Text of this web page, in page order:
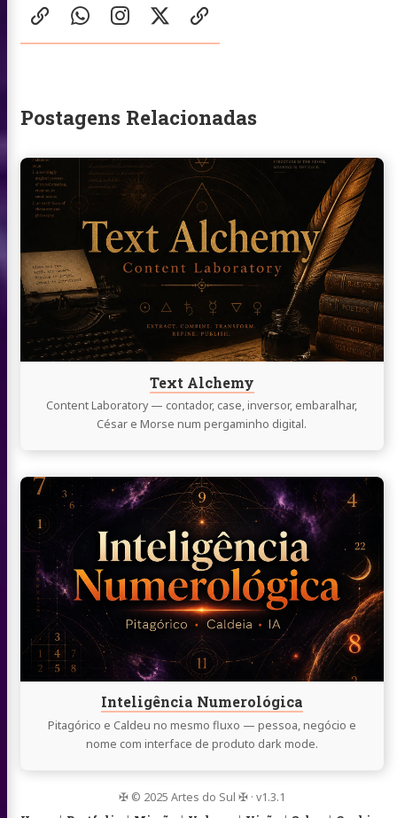
Sociais:websiteWhatsAppInstagram
X
buymeacoffee
Postagens Relacionadas
Text Alchemy
Content Laboratory — contador, case, inversor, embaralhar,
César e Morse num pergaminho digital.
Continue
lendo
Text
Inteligência Numerológica
Pitagórico e Caldeu no mesmo fluxo — pessoa, negócio e
nome com interface de produto dark mode.
Continue
lendo
Inteligência
Numerológica
✠ © 2025 Artes do Sul ✠ · v1.3.1